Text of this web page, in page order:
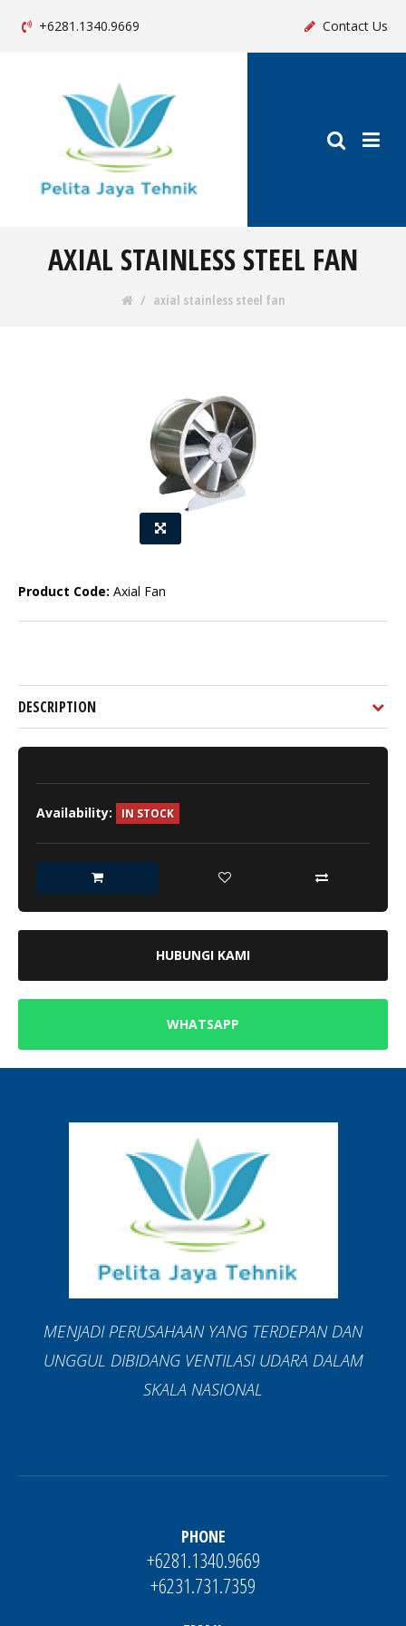
+6281.1340.9669 Contact Us
AXIAL STAINLESS STEEL FAN
axial stainless steel fan
Product Code: Axial Fan
DESCRIPTION
Availability: IN STOCK
HUBUNGI KAMI
WHATSAPP
MENJADI PERUSAHAAN YANG TERDEPAN DAN
UNGGUL DIBIDANG VENTILASI UDARA DALAM
SKALA NASIONAL
PHONE
+6281.1340.9669
+6231.731.7359